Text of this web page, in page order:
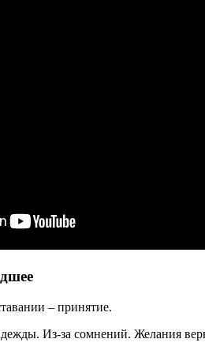
– принятие.
Из-за сомнений. Желания